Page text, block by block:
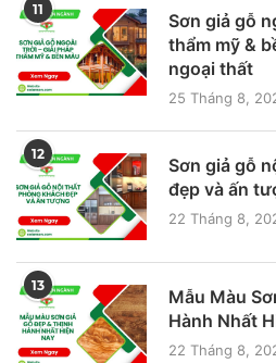
11
Sơn giả gỗ
thẩm mỹ &
ngoại thất
25 Tháng 8,
12
Sơn giả gỗ
đẹp và ấn
22 Tháng 8,
13
Mẫu Màu
Hành Nhất
22 Tháng 8,